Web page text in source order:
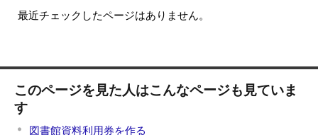
最近チェックしたページはありません。
このページを見た人はこんなページも見ていま
す
図書館資料利用券を作る